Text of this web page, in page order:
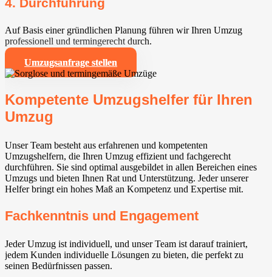
Auf Basis einer gründlichen Planung führen wir Ihren Umzug
professionell und termingerecht durch.
Umzugsanfrage stellen
Kompetente Umzugshelfer für Ihren
Umzug
Unser Team besteht aus erfahrenen und kompetenten
Umzugshelfern, die Ihren Umzug effizient und fachgerecht
durchführen. Sie sind optimal ausgebildet in allen Bereichen eines
Umzugs und bieten Ihnen Rat und Unterstützung. Jeder unserer
Helfer bringt ein hohes Maß an Kompetenz und Expertise mit.
Fachkenntnis und Engagement
Jeder Umzug ist individuell, und unser Team ist darauf trainiert,
jedem Kunden individuelle Lösungen zu bieten, die perfekt zu
seinen Bedürfnissen passen.